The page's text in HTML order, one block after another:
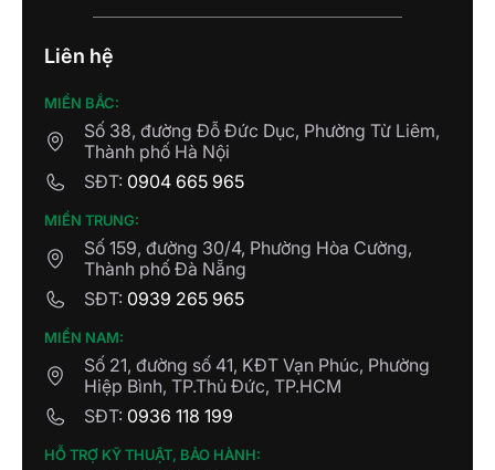
Liên hệ
MIỀN BẮC:
Số 38, đường Đỗ Đức Dục, Phường Từ Liêm,
Thành phố Hà Nội
SĐT: 0904 665 965
MIỀN TRUNG:
Số 159, đường 30/4, Phường Hòa Cường,
Thành phố Đà Nẵng
SĐT: 0939 265 965
MIỀN NAM:
Số 21, đường số 41, KĐT Vạn Phúc, Phường
Hiệp Bình, TP.Thủ Đức, TP.HCM
SĐT: 0936 118 199
HỖ TRỢ KỸ THUẬT, BẢO HÀNH: